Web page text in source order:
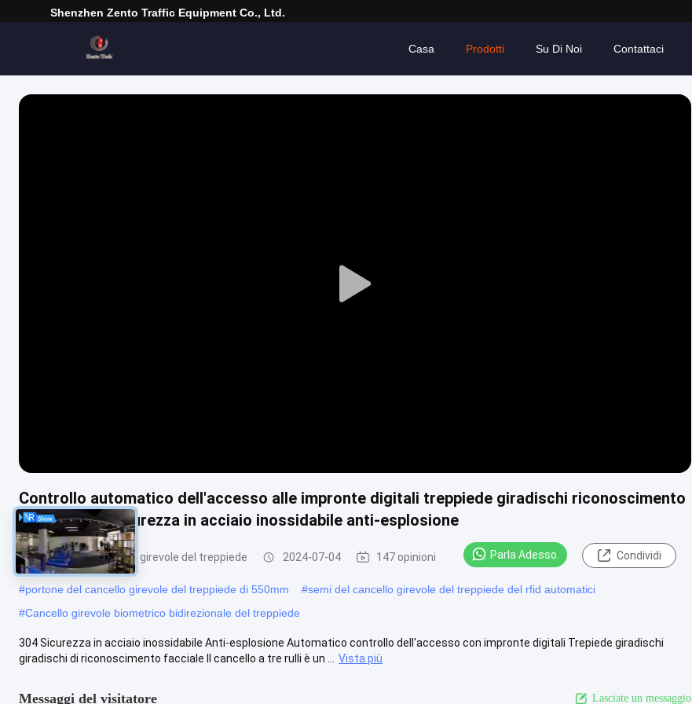
Shenzhen Zento Traffic Equipment Co., Ltd.
Casa Prodotti Su Di Noi Contattaci
Play
Controllo automatico dell'accesso alle impronte digitali treppiede giradischi riconoscimento
facciale 304 sicurezza in acciaio inossidabile anti-esplosione
Portone del cancello girevole del treppiede 2024-07-04 147 opinioni Parla Adesso. Condividi
#portone del cancello girevole del treppiede di 550mm #semi del cancello girevole del treppiede del rfid automatici
#Cancello girevole biometrico bidirezionale del treppiede
304 Sicurezza in acciaio inossidabile Anti-esplosione Automatico controllo dell'accesso con impronte digitali Trepiede giradischi
giradischi di riconoscimento facciale Il cancello a tre rulli è un ...
Vista più
Messaggi del visitatore Lasciate un messaggio